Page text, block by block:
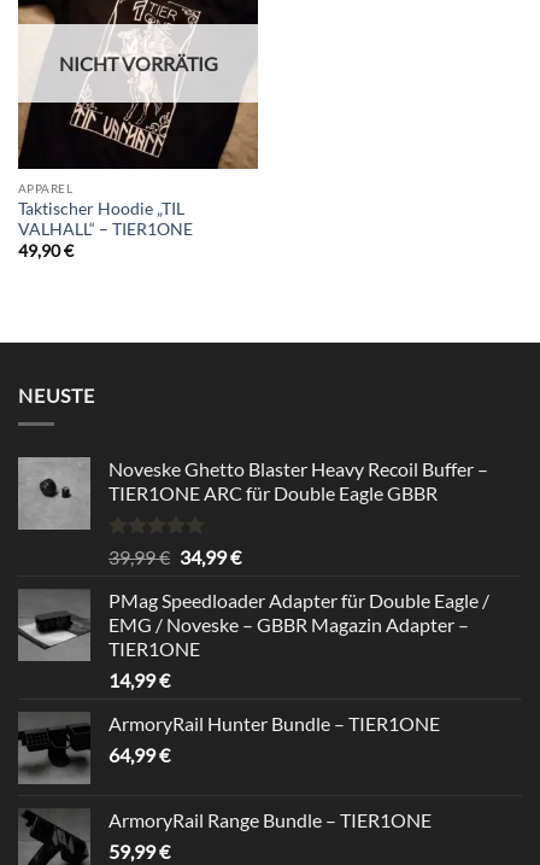
NICHT VORRÄTIG
APPAREL
Taktischer Hoodie „TIL
VALHALL“ – TIER1ONE
49,90€
NEUSTE
Noveske Ghetto Blaster Heavy Recoil Buffer –
TIER1ONE ARC für Double Eagle GBBR
Rated5.00
out of 5
39,99€ Original
was:
39,99 €.
34,99€Current
is:
34,99 €.
PMag Speedloader Adapter für Double Eagle /
EMG / Noveske – GBBR Magazin Adapter –
TIER1ONE
14,99€
ArmoryRail Hunter Bundle – TIER1ONE
64,99€
ArmoryRail Range Bundle – TIER1ONE
59,99€